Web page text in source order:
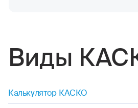
Виды
Калькулятор КАСКО